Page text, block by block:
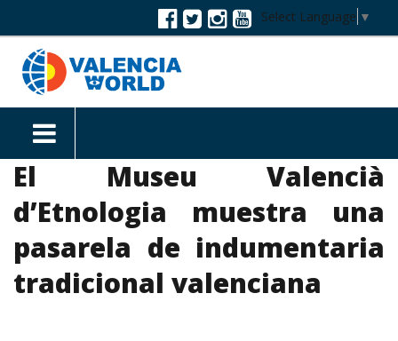
Select Language ▼
El Museu Valencià
d’Etnologia muestra una
pasarela de indumentaria
tradicional valenciana